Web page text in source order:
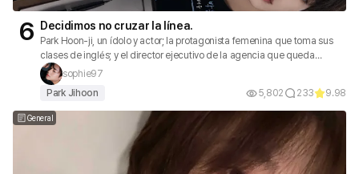
6 Decidimos no cruzar la línea.
Park Hoon-ji, un ídolo y actor; la protagonista femenina que toma sus
clases de inglés; y el director ejecutivo de la agencia que queda
sophie97
Park Jihoon
5,802 233 9.98
General